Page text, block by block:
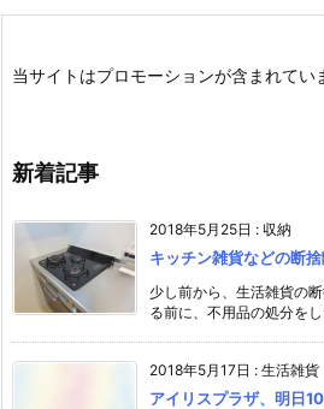
当サイトはプロモーションが含まれてい
新着記事
2018年5月25日 : 収納
キッチン雑貨などの断
少し前から、生活雑貨の
る前に、不用品の処分を
2018年5月17日 : 生活雑貨
アイリスプラザ、明日